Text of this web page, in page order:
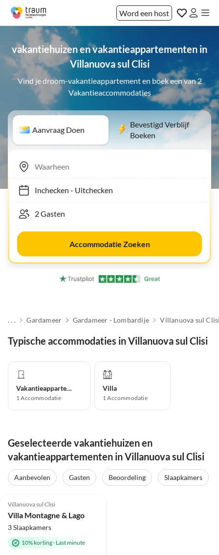
Word een host
vakantiehuizen en vakantieappartementen in
Villanuova sul Clisi
Vind je droom-vakantieappartement en boek een van 2
Vakantieaccommodaties
Aanvraag Doen
Bevestigd Verblijf
Boeken
Inchecken- Uitchecken
Accommodatie Zoeken
. . . Gardameer Gardameer - Lombardije Villanuova sul
Typische accommodaties in Villanuova sul Clisi
Vakantieappartement
1Accommodatie
Villa
1Accommodatie
Geselecteerde vakantiehuizen en
vakantieappartementen in Villanuova sul Clisi
Aanbevolen Gasten Beoordeling Slaapkamers
Top-
Advertentie
Villanuova sul Clisi
Villa Montagne & Lago
3 Slaapkamers
10% korting· Last minute